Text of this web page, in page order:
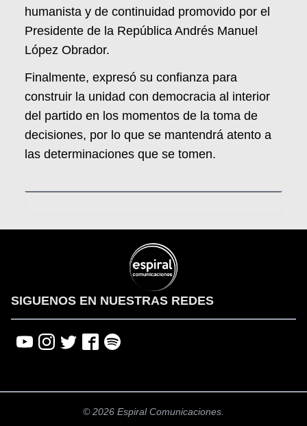
humanista y de continuidad promovido por el
Presidente de la República Andrés Manuel
López Obrador.
Finalmente, expresó su confianza para
construir la unidad con democracia al interior
del partido en los momentos de la toma de
decisiones, por lo que se mantendrá atento a
las determinaciones que se tomen.
SIGUENOS EN NUESTRAS REDES
© 2026 Espiral Comunicaciones.